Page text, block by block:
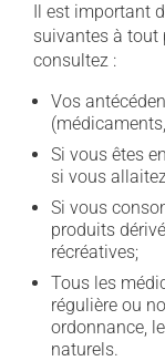
Il est important
suivantes à tout
consultez :
Vos
Si vous êtes
si vous
Si vous
produits
récréatives;
Tous les
régulière ou
ordonnance,
naturels.